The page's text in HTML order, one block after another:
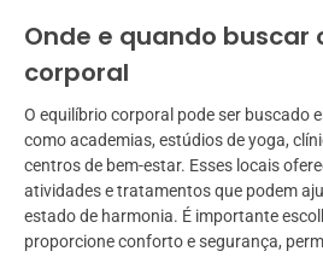
Onde e quando buscar
corporal
O equilíbrio corporal pode ser buscado
como academias, estúdios de yoga,
centros de bem-estar. Esses locais
atividades e tratamentos que podem
estado de harmonia. É importante
proporcione conforto e segurança,